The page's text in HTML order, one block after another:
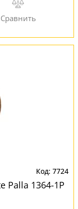
7724
Palla 1364-1P